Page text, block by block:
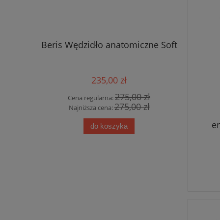
Beris Wędzidło anatomiczne Soft
235,00 zł
Cena regularna:275,00 zł
Najniższa cena:275,00 zł
do koszyka